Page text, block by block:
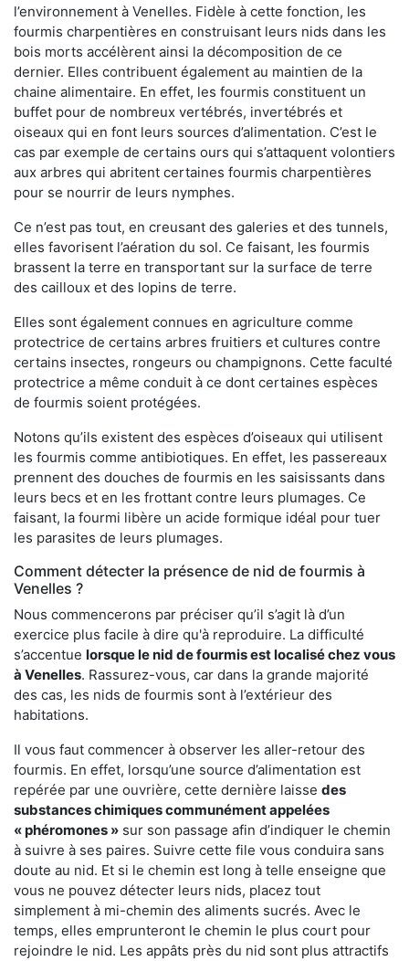
l’environnement à Venelles. Fidèle à cette fonction, les
fourmis charpentières en construisant leurs nids dans les
bois morts accélèrent ainsi la décomposition de ce
dernier. Elles contribuent également au maintien de la
chaine alimentaire. En effet, les fourmis constituent un
buffet pour de nombreux vertébrés, invertébrés et
oiseaux qui en font leurs sources d’alimentation. C’est le
cas par exemple de certains ours qui s’attaquent volontiers
aux arbres qui abritent certaines fourmis charpentières
pour se nourrir de leurs nymphes.
Ce n’est pas tout, en creusant des galeries et des tunnels,
elles favorisent l’aération du sol. Ce faisant, les fourmis
brassent la terre en transportant sur la surface de terre
des cailloux et des lopins de terre.
Elles sont également connues en agriculture comme
protectrice de certains arbres fruitiers et cultures contre
certains insectes, rongeurs ou champignons. Cette faculté
protectrice a même conduit à ce dont certaines espèces
de fourmis soient protégées.
Notons qu’ils existent des espèces d’oiseaux qui utilisent
les fourmis comme antibiotiques. En effet, les passereaux
prennent des douches de fourmis en les saisissants dans
leurs becs et en les frottant contre leurs plumages. Ce
faisant, la fourmi libère un acide formique idéal pour tuer
les parasites de leurs plumages.
Comment détecter la présence de nid de fourmis à
Venelles ?
Nous commencerons par préciser qu’il s’agit là d’un
exercice plus facile à dire qu'à reproduire. La difficulté
s’accentue lorsque le nid de fourmis est localisé chez vous
à Venelles. Rassurez-vous, car dans la grande majorité
des cas, les nids de fourmis sont à l’extérieur des
habitations.
Il vous faut commencer à observer les aller-retour des
fourmis. En effet, lorsqu’une source d’alimentation est
repérée par une ouvrière, cette dernière laisse des
substances chimiques communément appelées
« phéromones » sur son passage afin d’indiquer le chemin
à suivre à ses paires. Suivre cette file vous conduira sans
doute au nid. Et si le chemin est long à telle enseigne que
vous ne pouvez détecter leurs nids, placez tout
simplement à mi-chemin des aliments sucrés. Avec le
temps, elles emprunteront le chemin le plus court pour
rejoindre le nid. Les appâts près du nid sont plus attractifs